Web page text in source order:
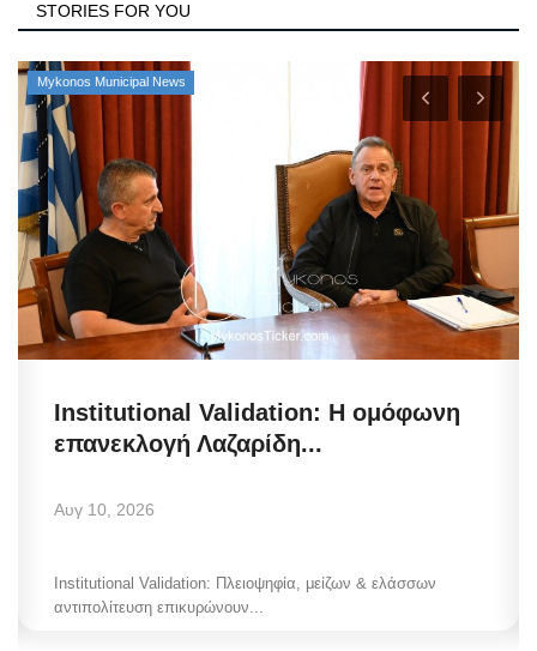
STORIES FOR YOU
Mykonos Municipal News
Institutional Validation: Η ομόφωνη
επανεκλογή Λαζαρίδη...
Αυγ 10, 2026
Institutional Validation: Πλειοψηφία, μείζων & ελάσσων
αντιπολίτευση επικυρώνουν...